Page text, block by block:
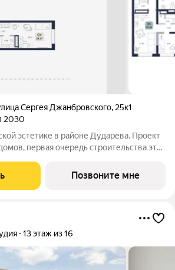
Сергея Джанбровского, 25к1
2030
первая очередь строительства это
улиц Тюменская и Сергея
Позвоните мне
13 этаж из 16